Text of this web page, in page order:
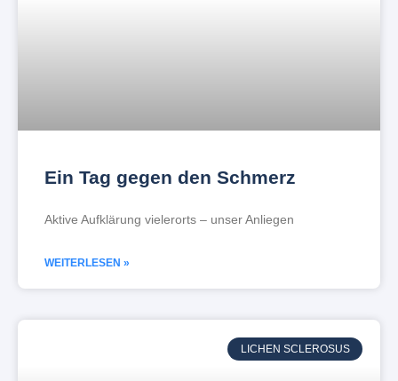
Ein Tag gegen den Schmerz
Aktive Aufklärung vielerorts – unser Anliegen
WEITERLESEN »
LICHEN SCLEROSUS